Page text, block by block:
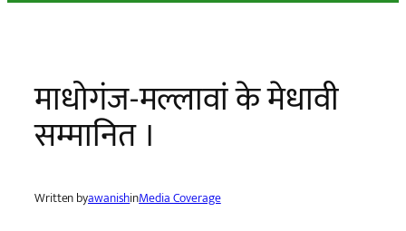
माधोगंज-मल्लावां के मेधावी
सम्मानित ।
Written byawanishinMedia Coverage